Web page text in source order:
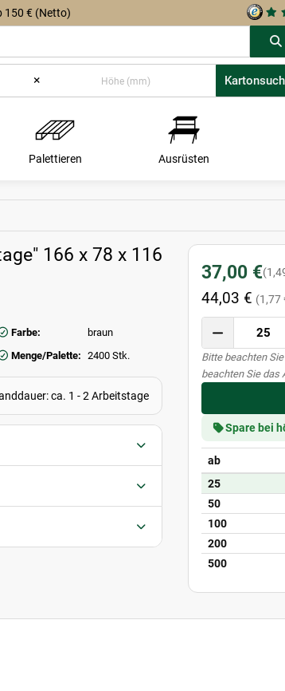
150 € (Netto)
×
Palettieren Ausrüsten
166 x 78 x 116
Farbe:
braun
Menge/Palette: 2400 Stk.
ca. 1 - 2 Arbeitstage
37,00 €
44,03 € (1,77
xBitte beachten
beachten Sie das
Spare bei
ab
25
50
100
200
500